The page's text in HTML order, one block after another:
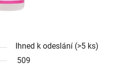
Ihned k odeslání (>5 ks)
509